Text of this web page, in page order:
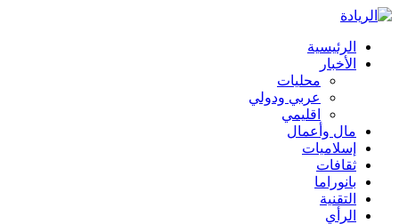
الرئيسية
الأخبار
محليات
عربي ودولي
اقليمي
مال وأعمال
إسلاميات
ثقافات
بانوراما
التقنية
الرأي